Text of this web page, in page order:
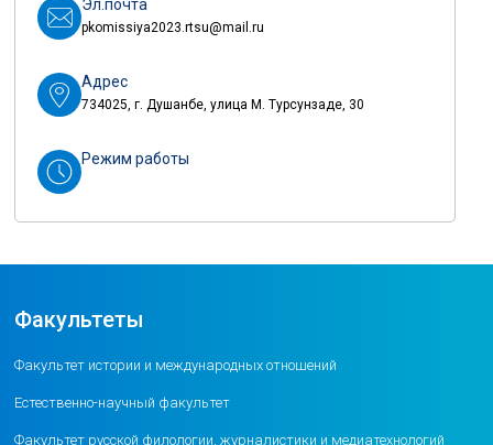
Эл.почта
pkomissiya2023.rtsu@mail.ru
Адрес
734025, г. Душанбе, улица М. Турсунзаде, 30
Режим работы
Факультеты
Факультет истории и международных отношений
Естественно-научный факультет
Факультет русской филологии, журналистики и медиатехнологий